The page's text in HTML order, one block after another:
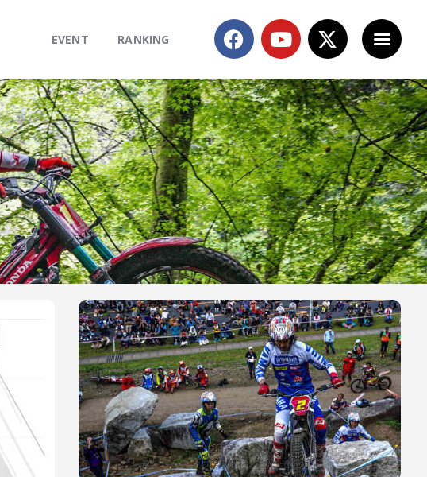
EVENT RANKING